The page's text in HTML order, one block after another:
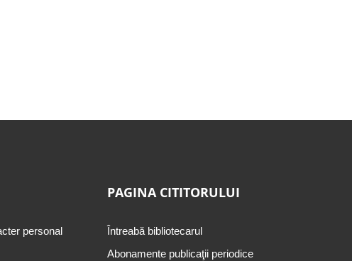
personal
PAGINA CITITORULUI
Întreabă bibliotecarul
Abonamente publicaţii periodice